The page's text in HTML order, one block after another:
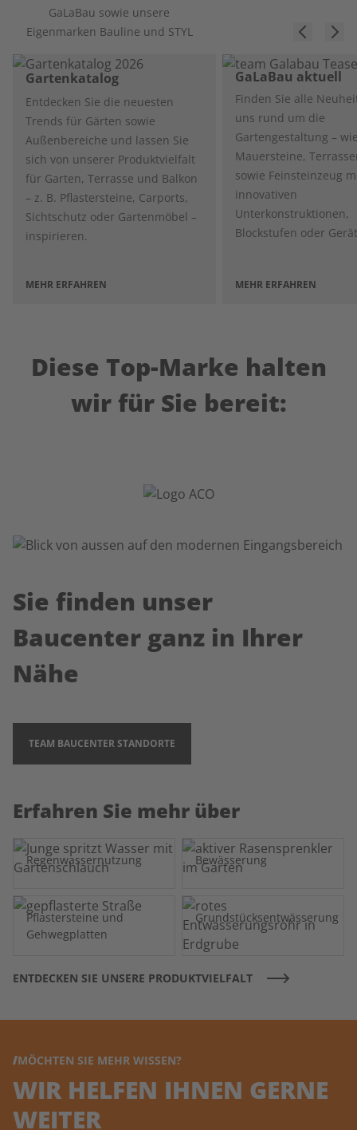
GaLaBau sowie unsere
Eigenmarken Bauline und STYL
Gartenkatalog
Entdecken Sie die neuesten
Trends für Gärten sowie
Außenbereiche und lassen Sie
sich von unserer Produktvielfalt
für Garten, Terrasse und Balkon
– z. B. Pflastersteine, Carports,
Sichtschutz oder Gartenmöbel –
inspirieren.
MEHR ERFAHREN
GaLaBau aktuell
Finden Sie alle
uns rund um die
Gartengestaltung –
Mauersteine,
sowie Feinsteinzeug
innovativen
Unterkonstruktionen,
Blockstufen oder
MEHR ERFAHREN
Diese Top-Marke halten
wir für Sie bereit:
Sie finden unser
Baucenter ganz in Ihrer
Nähe
TEAM BAUCENTER STANDORTE
Erfahren Sie mehr über
Regenwassernutzung Bewässerung
Pflastersteine und
Gehwegplatten
Grundstücksentwässerung
ENTDECKEN SIE UNSERE PRODUKTVIELFALT
MÖCHTEN SIE MEHR WISSEN?
WIR HELFEN IHNEN GERNE
WEITER